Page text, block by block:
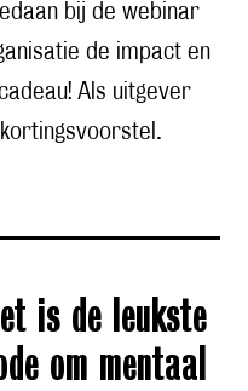
bij de webinar
de impact en
Als uitgever
is de leukste
om mentaal